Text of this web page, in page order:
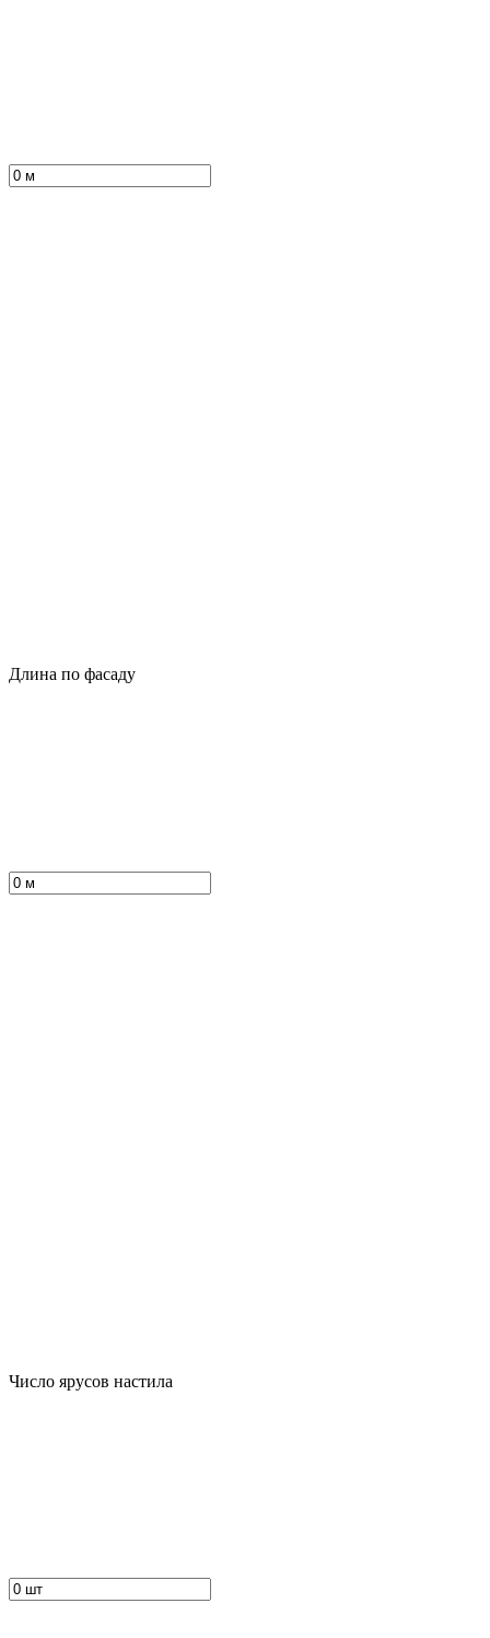
Длина по фасаду
Число ярусов настила